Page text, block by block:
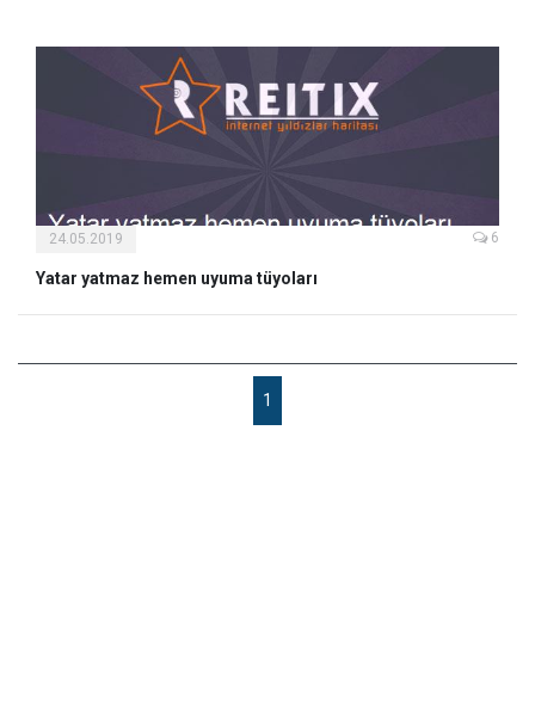
24.05.2019 6
Yatar yatmaz hemen uyuma tüyoları
1